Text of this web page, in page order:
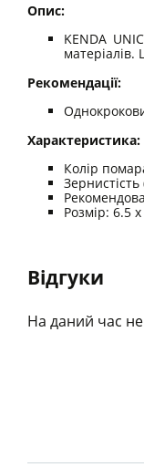
Опис:
KENDA
Рекомендації:
Характеристика:
Колір
Розмір: 6.5
Відгуки
На даний час